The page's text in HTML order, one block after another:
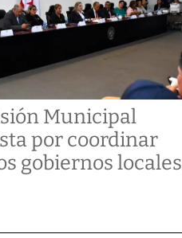
Municipal
por coordinar
gobiernos locales